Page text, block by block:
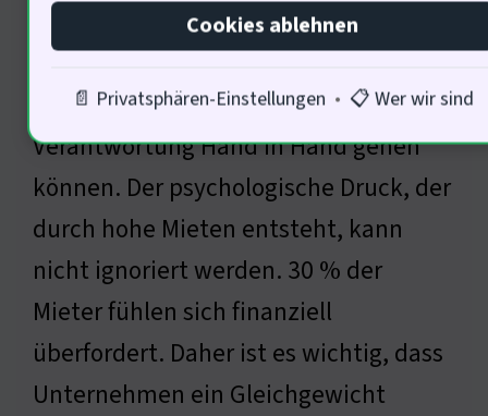
Ein Unternehmen wie die LEG, das 4,7
% Dividendenrendite bietet, zeigt,
dass wirtschaftlicherund soziale
Verantwortung Hand in Hand gehen
können. Der psychologische Druck, der
durch hohe Mieten entsteht, kann
nicht ignoriert werden. 30 % der
Mieter fühlen sich finanziell
überfordert. Daher ist es wichtig, dass
Unternehmen ein Gleichgewicht
Cookies ablehnen
📄 Privatsphären-Einstellungen • 📋 Wer wir sind